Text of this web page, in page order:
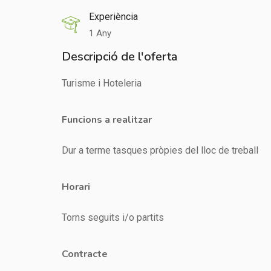
Experiència
1 Any
Descripció de l'oferta
Turisme i Hoteleria
Funcions a realitzar
Dur a terme tasques pròpies del lloc de treball
Horari
Torns seguits i/o partits
Contracte